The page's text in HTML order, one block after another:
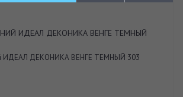
ИДЕАЛ ДЕКОНИКА ВЕНГЕ ТЕМНЫЙ
ИДЕАЛ ДЕКОНИКА ВЕНГЕ ТЕМНЫЙ 303